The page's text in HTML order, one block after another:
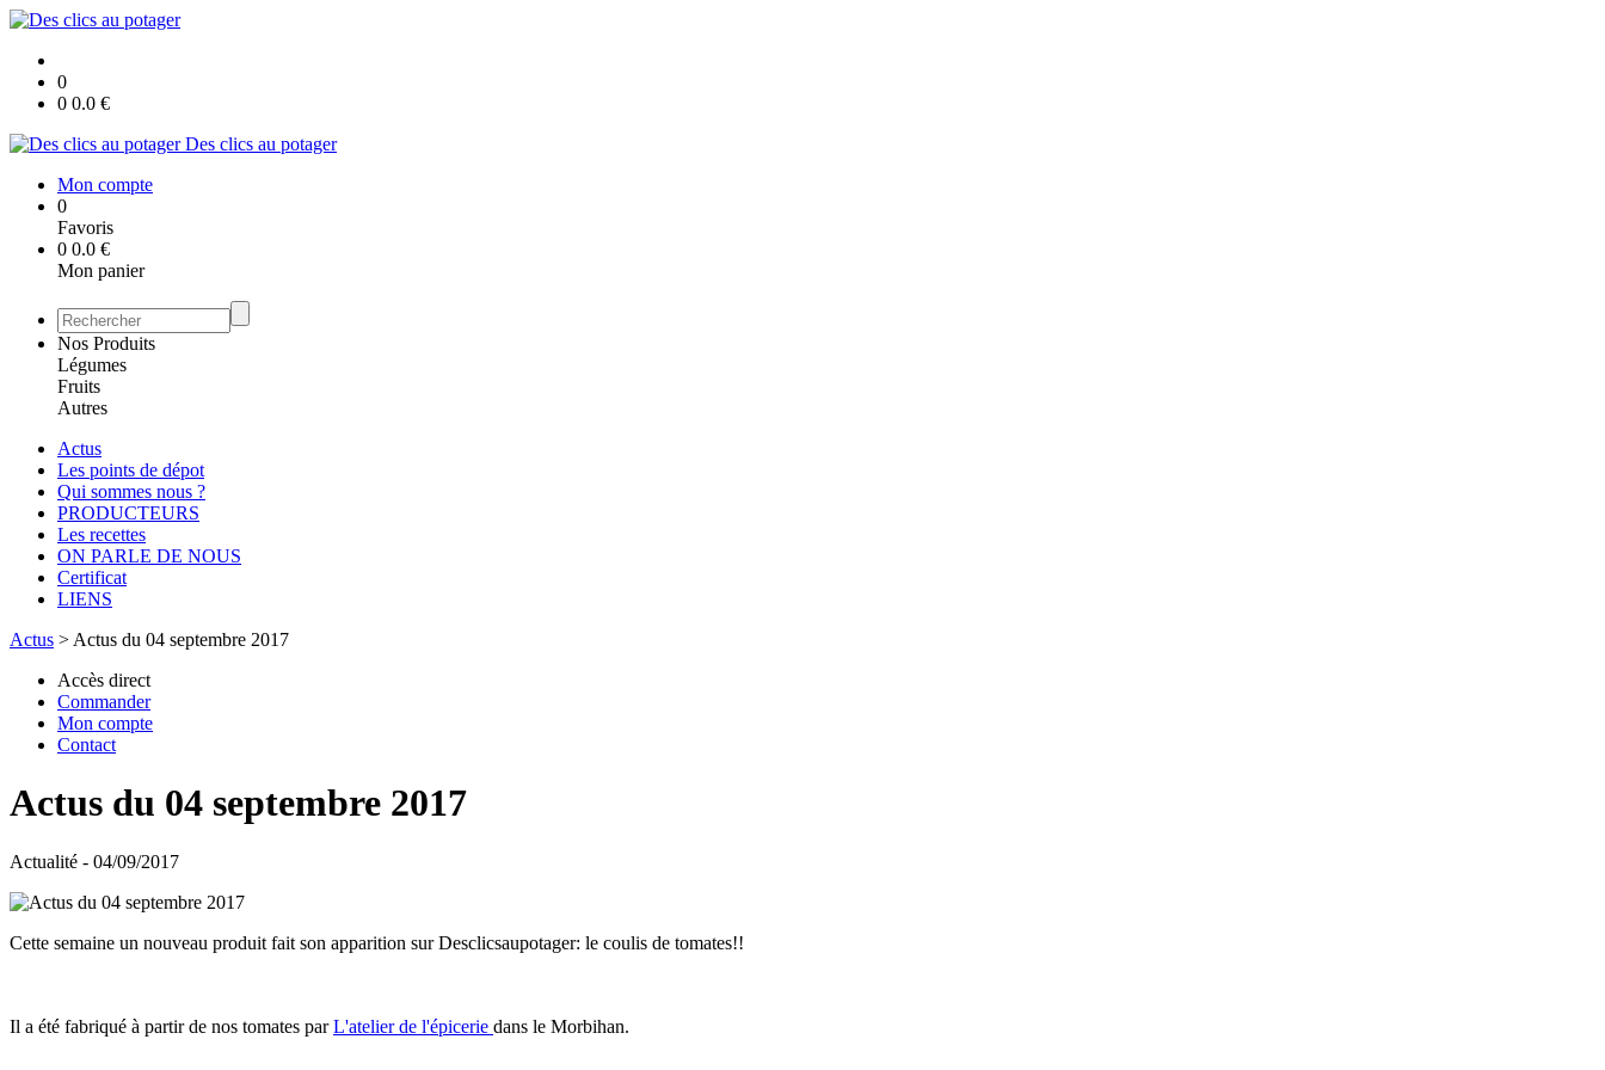
0
0 0.0 €
Des clics au potager
Mon compte
0
Favoris
0 0.0 €
Mon panier
Nos Produits
Légumes
Fruits
Autres
Actus
Les points de dépot
Qui sommes nous ?
PRODUCTEURS
Les recettes
ON PARLE DE NOUS
Certificat
LIENS
Actus > Actus du 04 septembre 2017
Accès direct
Commander
Mon compte
Contact
Actus du 04 septembre 2017
Actualité - 04/09/2017
Cette semaine un nouveau produit fait son apparition sur Desclicsaupotager: le coulis de tomates!!
Il a été fabriqué à partir de nos tomates parL'atelier de l'épicerie dans le Morbihan.